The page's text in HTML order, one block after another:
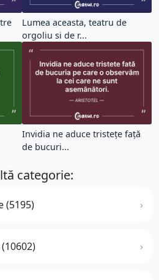
Lumea aceasta, teatru de
orgoliu si de r...
Invidia ne aduce tristețe față
de bucuri...
categorie:
(5195)